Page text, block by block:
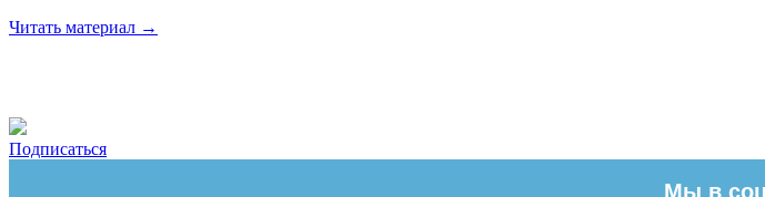
Читать материал →
Подписаться
Мы в